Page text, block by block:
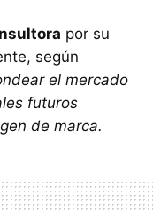
por su
según
el mercado
futuros
de marca.